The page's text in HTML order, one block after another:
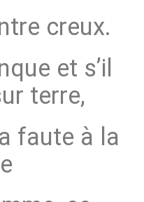
creux.
et s’il
terre,
faute à la